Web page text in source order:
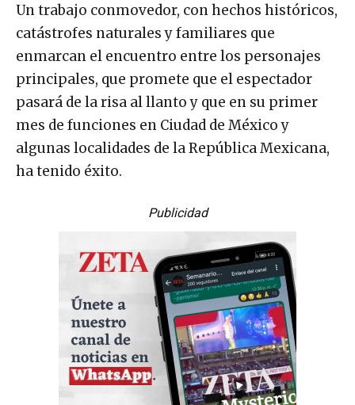
Un trabajo conmovedor, con hechos históricos,
catástrofes naturales y familiares que
enmarcan el encuentro entre los personajes
principales, que promete que el espectador
pasará de la risa al llanto y que en su primer
mes de funciones en Ciudad de México y
algunas localidades de la República Mexicana,
ha tenido éxito.
Publicidad